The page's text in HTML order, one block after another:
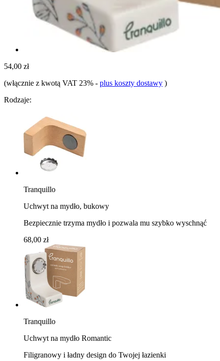
54,00 zł
(włącznie z kwotą VAT 23% - plus koszty dostawy )
Rodzaje:
Tranquillo
Uchwyt na mydło, bukowy
Bezpiecznie trzyma mydło i pozwala mu szybko wyschnąć
68,00 zł
Tranquillo
Uchwyt na mydło Romantic
Filigranowy i ładny design do Twojej łazienki